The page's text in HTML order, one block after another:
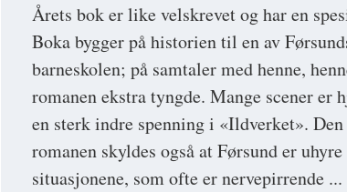
Årets bok er like velskrevet og har en
Boka bygger på historien til en av
barneskolen; på samtaler med henne,
romanen ekstra tyngde. Mange scener er
en sterk indre spenning i «Ildverket».
romanen skyldes også at Førsund er
situasjonene, som ofte er nervepirrende